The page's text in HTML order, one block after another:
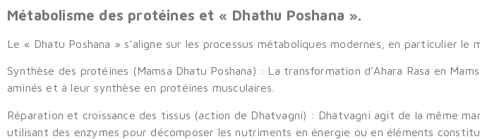
Métabolisme des protéines et « Dhathu Poshana ».
Le « Dhatu Poshana » s’aligne sur les processus métaboliques modernes, en particulier
Synthèse des protéines (Mamsa Dhatu Poshana) : La transformation d’Ahara Rasa en
aminés et à leur synthèse en protéines musculaires.
Réparation et croissance des tissus (action de Dhatvagni) : Dhatvagni agit de la même
utilisant des enzymes pour décomposer les nutriments en énergie ou en éléments